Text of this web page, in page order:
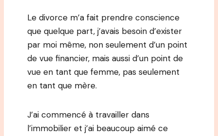
Le divorce m’a fait prendre conscience
que quelque part, j’avais besoin d’exister
par moi même, non seulement d’un point
de vue financier, mais aussi d’un point de
vue en tant que femme, pas seulement
en tant que mère.
J’ai commencé à travailler dans
l’immobilier et j’ai beaucoup aimé ce